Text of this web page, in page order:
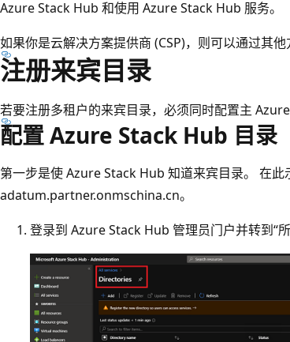
Azure Stack Hub 和使用 Azure Stack Hub 服务。
如果你是云解决方案提供商 (CSP)，则可以通过其他
注册来宾目录
若要注册多租户的来宾目录，必须同时配置主
配置 Azure Stack Hub 目录
第一步是使 Azure Stack Hub 知道来宾目录。 在
adatum.partner.onmschina.cn。
登录到 Azure Stack Hub 管理员门户并转到“所